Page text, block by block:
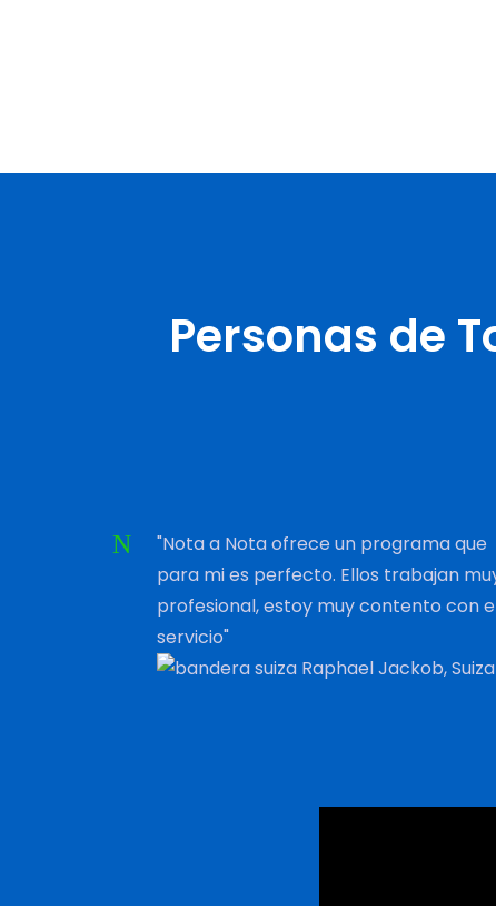
Personas de
"Nota a Nota ofrece un programa que
para mi es perfecto. Ellos trabajan
profesional, estoy muy contento con
servicio"
Raphael Jackob, Suiza